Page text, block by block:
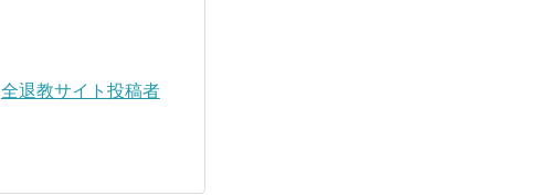
全退教サイト投稿者